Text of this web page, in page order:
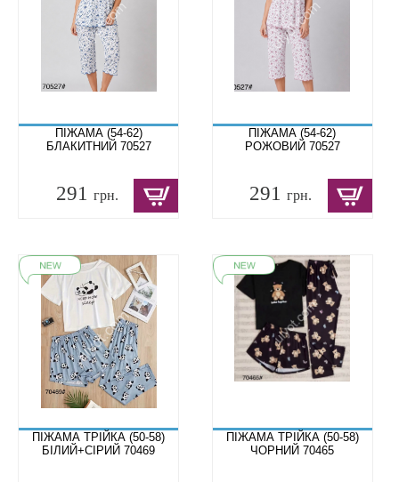
ПІЖАМА (54-62)
БЛАКИТНИЙ 70527
291 грн.
ПІЖАМА (54-62)
РОЖОВИЙ 70527
291грн.
ПІЖАМА ТРІЙКА (50-58)
БІЛИЙ+СІРИЙ 70469
ПІЖАМА ТРІЙКА (50-58)
ЧОРНИЙ 70465